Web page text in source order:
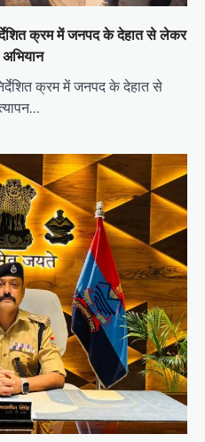
क्रम में जनपद के देहात से लेकर
क्रम में जनपद के देहात से